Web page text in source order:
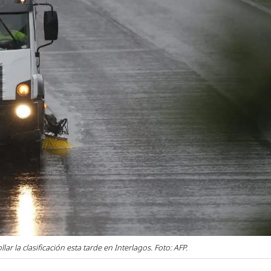
la clasificación esta tarde en Interlagos. Foto: AFP.